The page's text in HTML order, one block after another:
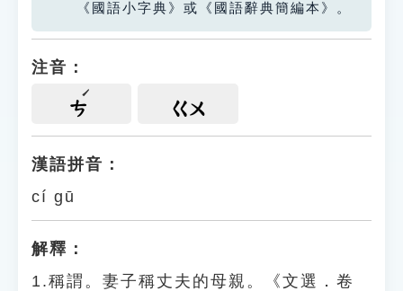
教學應用
貓頭鷹博士
《國語小字典》或《國語辭典簡編本》。
注音：
ㄘ ㄍㄨ
漢語拼音：
cí gū
解釋：
1.稱謂。妻子稱丈夫的母親。《文選．卷